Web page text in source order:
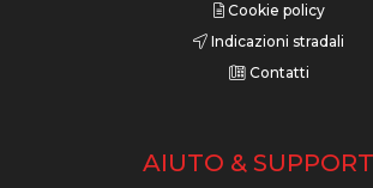
Cookie policy
Indicazioni stradali
Contatti
AIUTO &